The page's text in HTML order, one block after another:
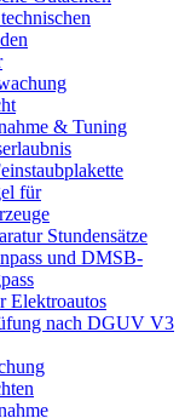
& Tuning
für
Stundensätze
und DMSB-
Elektroautos
nach DGUV V3